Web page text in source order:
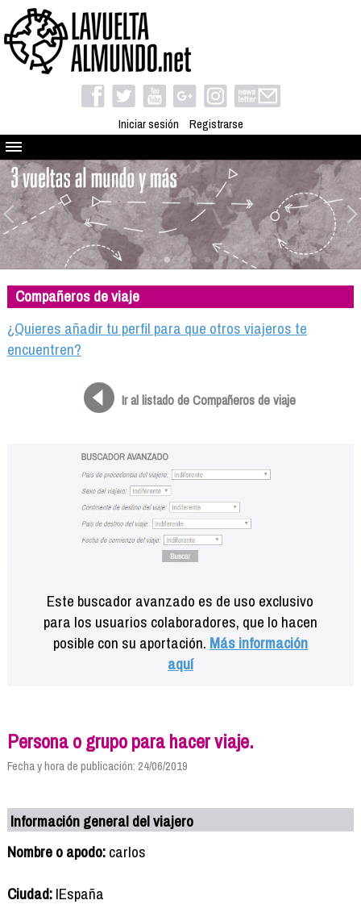
Iniciar sesión Registrarse
Quienes somos
El proyecto
Blog
Viaja con nosotros
Camino solidario
Libros
Compañeros de viaje
Compañeros de viaje
¿Quieres añadir tu perfil para que otros viajeros te
encuentren?
Ir al listado de Compañeros de viaje
Este buscador avanzado es de uso exclusivo
para los usuarios colaboradores, que lo hacen
posible con su aportación. Más información
aquí
Persona o grupo para hacer viaje.
Fecha y hora de publicación: 24/06/2019
Información general del viajero
Nombre o apodo:carlos
Ciudad:lEspaña